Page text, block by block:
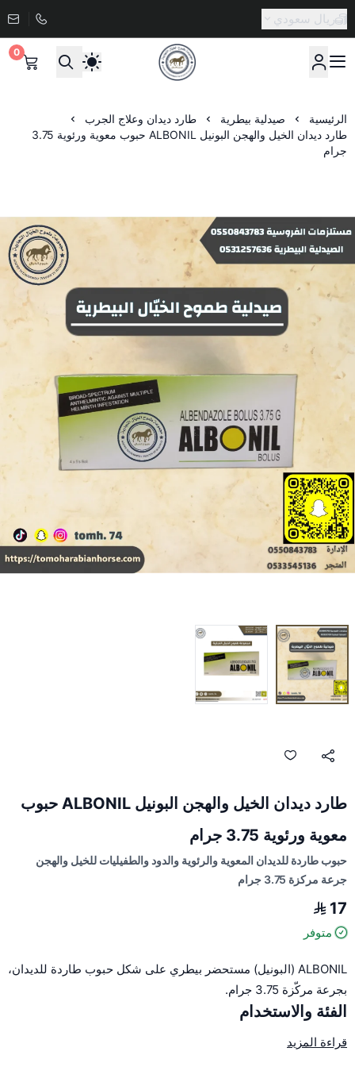
ريال سعودي
صيدلية طموح الخيال البيطرية
0
الرئيسية صيدلية بيطرية
طارد ديدان وعلاج الجرب
طارد ديدان الخيل والهجن البونيل ALBONIL حبوب معوية ورئوية 3.75
جرام
طارد ديدان الخيل والهجن البونيل ALBONIL حبوب
معوية ورئوية 3.75 جرام
حبوب طاردة للديدان المعوية والرئوية والدود والطفيليات للخيل والهجن
جرعة مركزة 3.75 جرام
17
متوفر
ALBONIL (البونيل) مستحضر بيطري على شكل حبوب طاردة للديدان،
بجرعة مركّزة 3.75 جرام.
الفئة والاستخدام
والرئوية. الجرعة المركّزة: 3.75 جرام.
قراءة المزيد